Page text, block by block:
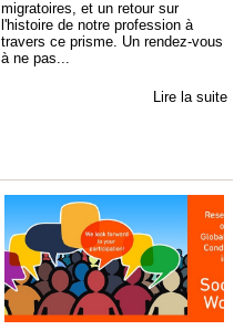
migratoires, et un retour sur
l'histoire de notre profession à
travers ce prisme. Un rendez-vous
à ne pas...
Lire la suite